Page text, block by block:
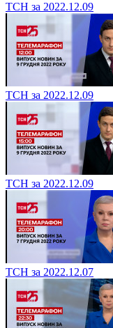
ТСН за 2022.12.09
ТСН за 2022.12.09
ТСН за 2022.12.09
ТСН за 2022.12.07